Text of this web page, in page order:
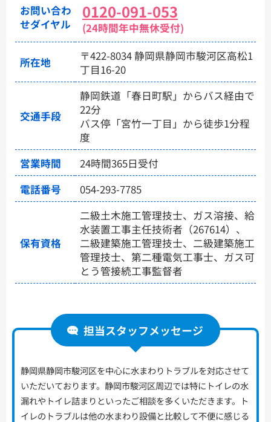
お問い合わ
せダイヤル
0120-091-053
(24時間年中無休受付)
所在地
〒422-8034 静岡県静岡市駿河区高松1
丁目16-20
交通手段
静岡鉄道「春日町駅」からバス経由で
22分
バス停「宮竹一丁目」から徒歩1分程
度
営業時間
24時間365日受付
電話番号
054-293-7785
保有資格
二級土木施工管理技士、ガス溶接、給
水装置工事主任技術者（267614）、
二級建築施工管理技士、二級建築施工
管理技士、第二種電気工事士、ガス可
とう管接続工事監督者
担当スタッフメッセージ
静岡県静岡市駿河区を中心に水まわりトラブルを対応させて
いただいております。静岡市駿河区周辺では特にトイレの水
漏れやトイレ詰まりといったご相談を多くいただきます。ト
イレのトラブルは他の水まわり設備と比較して不便に感じる